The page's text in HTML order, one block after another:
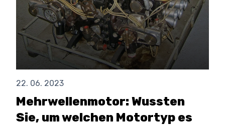
22. 06. 2023
Mehrwellenmotor: Wussten
Sie, um welchen Motortyp es